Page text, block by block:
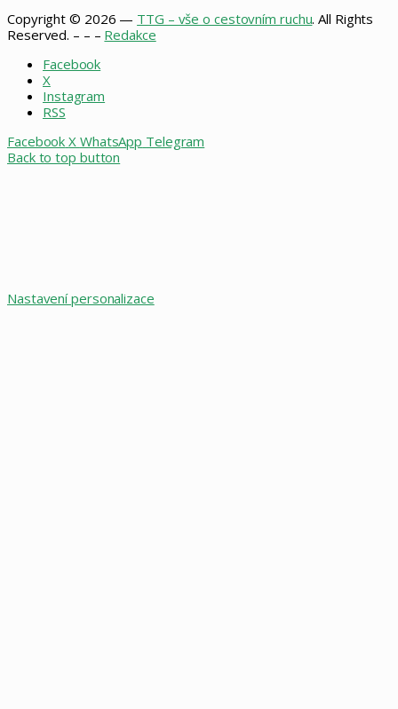
Copyright © 2026 — TTG – vše o cestovním ruchu. All Rights
Reserved. – – – Redakce
Facebook
X
Instagram
RSS
Facebook X WhatsApp Telegram
Back to top button
Nastavení personalizace